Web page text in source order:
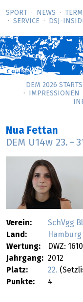
SPORT NEWS
SERVICE
DSJ-­
DEM 2026
IMPRESSIONEN
Nua Fettan
DEM U14w 23. –
Verein:
SchVgg
Land:
Hamburg
Wertung:
DWZ:
Jahrgang: 2012
Platz:
22.
Punkte:
4